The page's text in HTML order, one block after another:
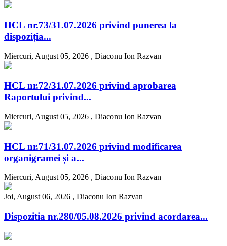
HCL nr.73/31.07.2026 privind punerea la
dispoziția...
Miercuri, August 05, 2026 , Diaconu Ion Razvan
HCL nr.72/31.07.2026 privind aprobarea
Raportului privind...
Miercuri, August 05, 2026 , Diaconu Ion Razvan
HCL nr.71/31.07.2026 privind modificarea
organigramei și a...
Miercuri, August 05, 2026 , Diaconu Ion Razvan
Joi, August 06, 2026 , Diaconu Ion Razvan
Dispozitia nr.280/05.08.2026 privind acordarea...